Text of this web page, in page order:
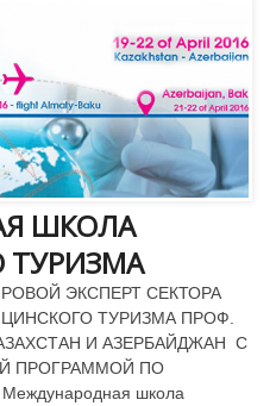
ШКОЛА
ЭКСПЕРТ СЕКТОРА
ТУРИЗМА ПРОФ.
И АЗЕРБАЙДЖАН С
ПРОГРАММОЙ ПО
школа